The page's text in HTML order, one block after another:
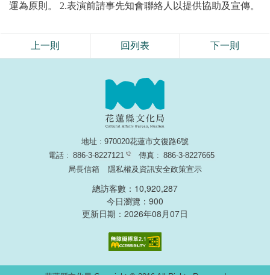
運為原則。 2.表演前請事先知會聯絡人以提供協助及宣傳。
上一則 回列表 下一則
地址 : 970020花蓮市文復路6號
電話 : 886-3-8227121 傳真 : 886-3-8227665
局長信箱
隱私權及資訊安全政策宣示
總訪客數：10,920,287
今日瀏覽：900
更新日期：2026年08月07日